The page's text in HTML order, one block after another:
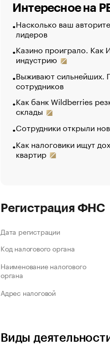
Интересное на
Насколько ваш
лидеров
Казино проиграло. Как
индустрию
Выживают сильнейших.
сотрудников
Как банк Wildberries
склады
Сотрудники открыли
Как налоговики ищут
квартир
Регистрация ФНС
Дата регистрации
Код налогового органа
Наименование налогового
органа
Адрес налоговой
Виды